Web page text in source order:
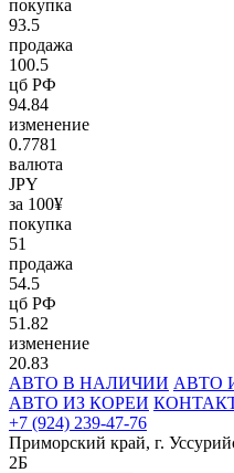
покупка
93.5
продажа
100.5
цб РФ
94.84
изменение
0.7781
валюта
JPY
за 100¥
покупка
51
продажа
54.5
цб РФ
51.82
изменение
20.83
АВТО В НАЛИЧИИ АВТО
АВТО ИЗ КОРЕИ
+7 (924) 239-47-76
Приморский край, г.
2Б